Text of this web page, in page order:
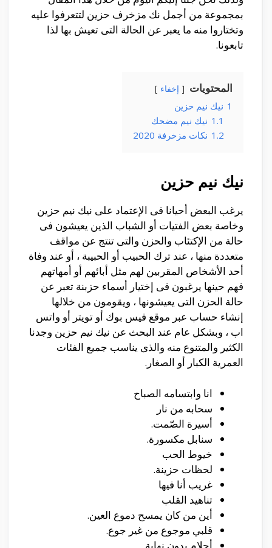
بمجموعة من أجمل نك مزخرف حزين لتتعرفوا عليه
وتختاروا منه ما يعبر عن الحالة التى تعيش بها لذا
تابعونا.
المحتويات إخفاء
1 نيك نيم حزين
1.1 نيك نيم مضحك
1.2 نكات مزخرفة 2020
نيك نيم حزين
يرغب البعض أحيانا فى الإعتماد على نيك نيم حزين
وخاصة بعض الفتيات أو الشباب الذين يعيشون فى
حالة من الإكتئاب والحزن والتى تنتج عن مواقف
متعددة منها ، عند ترك الحبيب أو الحبيبة ، أو عند وفاة
أحد الأشخاص المقربين لهم مثل أبائهم أو أمهاتهم
فهم حينها يرغبون فى إختيار أسماء حزبنة تعبر عن
حالة الحزن التى يعيشونها ، ويقومون من خلالها
إنشاء حساب عبر موقع فيس بوك أو تويتر أو واتس
اب ، وبشكل عام عند البحث عن نيك نيم حزين وجدنا
الكثير والمتنوع منه والذى يناسب جميع الفئات
العمرية الكبار أو الصغار.
انا وابتسامه الصباح
سحابه من نار
أسيرة الصّمت.
سنابل مكسورة.
خيوط الحب
لحظات حزينة.
غريب أنا فيها
تناهيد القلب
أين من كان يمسح دموع العين.
قلبي موجوع من غير جوع.
أحلام بدون نهاية.